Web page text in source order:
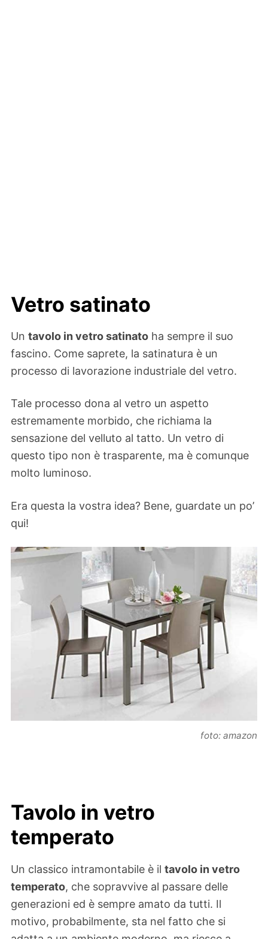
Vetro satinato
Un tavolo in vetro satinato ha sempre il suo
fascino. Come saprete, la satinatura è un
processo di lavorazione industriale del vetro.
Tale processo dona al vetro un aspetto
estremamente morbido, che richiama la
sensazione del velluto al tatto. Un vetro di
questo tipo non è trasparente, ma è comunque
molto luminoso.
Era questa la vostra idea? Bene, guardate un po’
qui!
foto: amazon
Tavolo in vetro
temperato
Un classico intramontabile è il tavolo in vetro
temperato, che sopravvive al passare delle
generazioni ed è sempre amato da tutti. Il
motivo, probabilmente, sta nel fatto che si